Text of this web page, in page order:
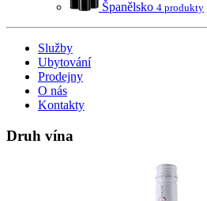
Španělsko 4 produkty
Služby
Ubytování
Prodejny
O nás
Kontakty
Druh vína